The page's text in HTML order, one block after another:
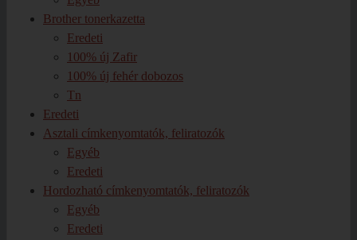
Brother tonerkazetta
Eredeti
100% új Zafir
100% új fehér dobozos
Tn
Eredeti
Asztali címkenyomtatók, feliratozók
Egyéb
Eredeti
Hordozható címkenyomtatók, feliratozók
Egyéb
Eredeti